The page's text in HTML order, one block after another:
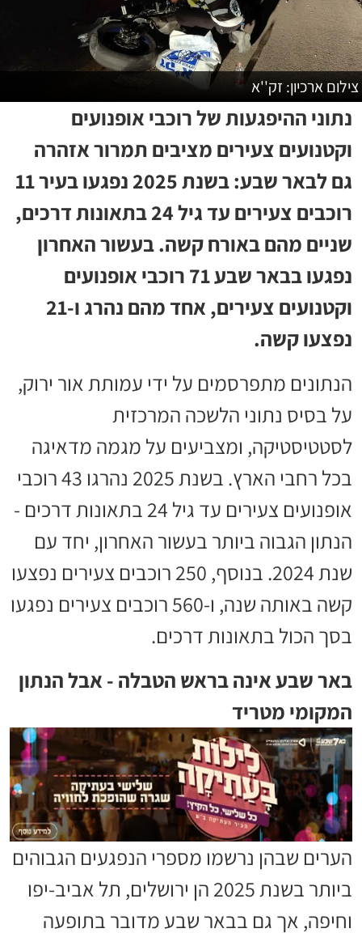
צילום ארכיון: זק''א
נתוני ההיפגעות של רוכבי אופנועים
וקטנועים צעירים מציבים תמרור אזהרה
גם לבאר שבע: בשנת 2025 נפגעו בעיר 11
רוכבים צעירים עד גיל 24 בתאונות דרכים,
שניים מהם באורח קשה. בעשור האחרון
נפגעו בבאר שבע 71 רוכבי אופנועים
וקטנועים צעירים, אחד מהם נהרג ו-21
נפצעו קשה.
הנתונים מתפרסמים על ידי עמותת אור ירוק,
על בסיס נתוני הלשכה המרכזית
לסטטיסטיקה, ומצביעים על מגמה מדאיגה
בכל רחבי הארץ. בשנת 2025 נהרגו 43 רוכבי
אופנועים צעירים עד גיל 24 בתאונות דרכים -
הנתון הגבוה ביותר בעשור האחרון, יחד עם
שנת 2024. בנוסף, 250 רוכבים צעירים נפצעו
קשה באותה שנה, ו-560 רוכבים צעירים נפגעו
בסך הכול בתאונות דרכים.
באר שבע אינה בראש הטבלה - אבל הנתון
המקומי מטריד
הערים שבהן נרשמו מספרי הנפגעים הגבוהים
ביותר בשנת 2025 הן ירושלים, תל אביב-יפו
וחיפה, אך גם בבאר שבע מדובר בתופעה